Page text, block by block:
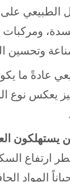
الطبيعي على
وتحسين
عادةً ما
يعكس نوع
يستهلكون
ارتفاع
المواد